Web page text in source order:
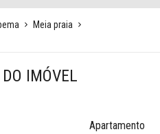
Meia praia
DO IMÓVEL
Apartamento